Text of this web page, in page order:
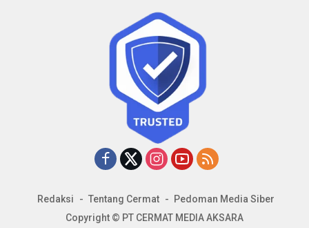
Redaksi Tentang Cermat
Pedoman Media Siber
Copyright © PT CERMAT MEDIA AKSARA